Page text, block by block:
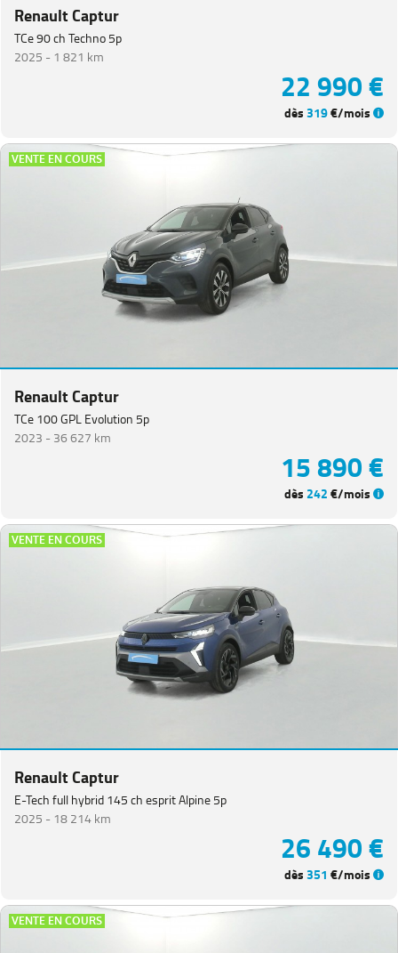
Renault Captur
TCe 90 ch Techno 5p
2025 - 1 821 km
22 990 €
dès319€/mois
VENTE EN COURS
Renault Captur
TCe 100 GPL Evolution 5p
2023 -36 627 km
15 890 €
dès 242€/mois
VENTE EN COURS
Renault Captur
E-Tech full hybrid 145 ch esprit Alpine 5p
2025 - 18 214 km
26 490 €
dès351 €/mois
VENTE EN COURS